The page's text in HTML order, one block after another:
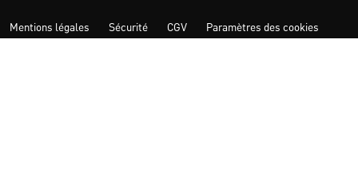
Mentions légales Sécurité CGV Paramètres des cookies